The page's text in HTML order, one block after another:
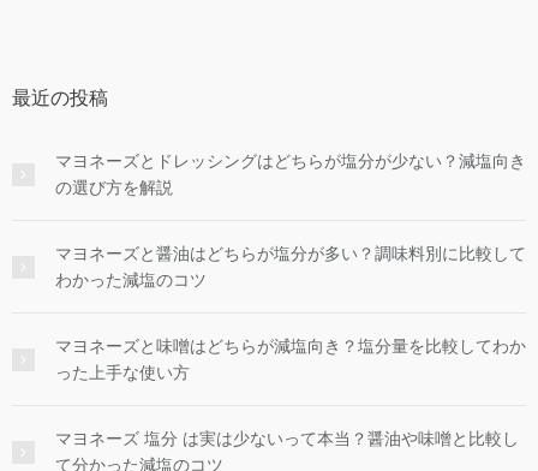
最近の投稿
マヨネーズとドレッシングはどちらが塩分が少ない？減塩向き
の選び方を解説
マヨネーズと醤油はどちらが塩分が多い？調味料別に比較して
わかった減塩のコツ
マヨネーズと味噌はどちらが減塩向き？塩分量を比較してわか
った上手な使い方
マヨネーズ 塩分 は実は少ないって本当？醤油や味噌と比較し
て分かった減塩のコツ